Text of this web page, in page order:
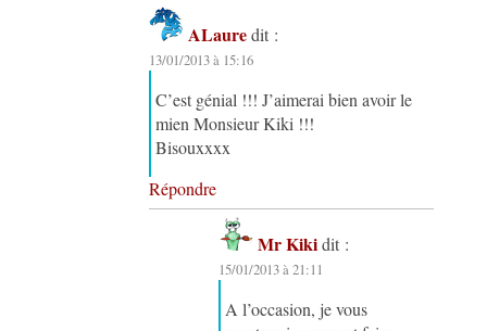
ALaure dit :
13/01/2013 à 15:16
C’est génial !!! J’aimerai bien avoir le
mien Monsieur Kiki !!!
Bisouxxxx
Répondre
Mr Kiki dit :
15/01/2013 à 21:11
A l’occasion, je vous